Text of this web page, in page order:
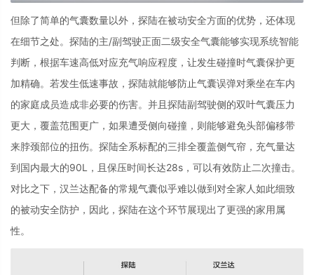
但除了简单的气囊数量以外，探陆在被动安全方面的优势，还体现
在细节之处。探陆的主/副驾驶正面二级安全气囊能够实现系统智能
判断，根据车速高低对应充气响应程度，让发生碰撞时气囊保护更
加精确。若发生低速事故，探陆就能够防止气囊误弹对乘坐在车内
的家庭成员造成非必要的伤害。并且探陆副驾驶侧的双叶气囊压力
更大，覆盖范围更广，如果遭受侧向碰撞，则能够避免头部偏移带
来脖颈部位的扭伤。探陆全系标配的三排全覆盖侧气帘，充气量达
到国内最大的90L ，且保压时间长达28s ，可以有效防止二次撞击。
对比之下，汉兰达配备的常规气囊似乎难以做到对全家人如此细致
的被动安全防护，因此，探陆在这个环节展现出了更强的家用属
性。